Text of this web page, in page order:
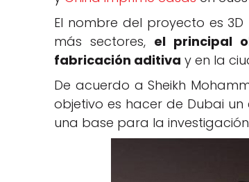
El nombre del proyecto es
más sectores, el principal
fabricación aditiva y en la
De acuerdo a Sheikh
objetivo es hacer de Dubai
una base para la